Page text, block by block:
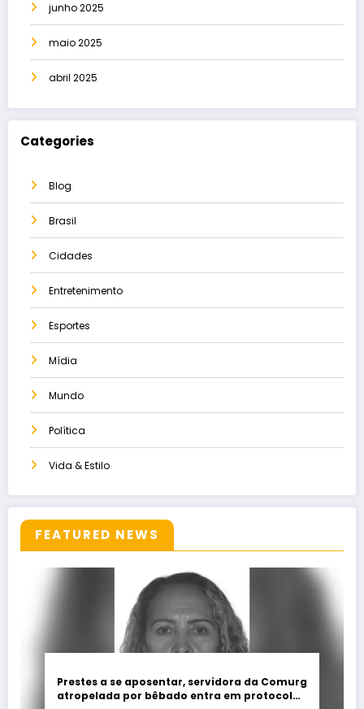
junho 2025
maio 2025
abril 2025
Categories
Blog
Brasil
Cidades
Entretenimento
Esportes
Mídia
Mundo
Política
Vida & Estilo
FEATURED NEWS
Prestes a se aposentar, servidora da Comurg
atropelada por bêbado entra em protocolo